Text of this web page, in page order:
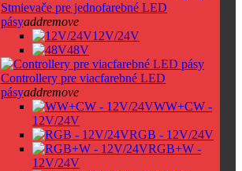
Stmievače pre jednofarebné LED
pásyaddremove
12V/24V
48V
Controllery pre viacfarebné LED
pásyaddremove
WW+CW -
12V/24V
RGB - 12V/24V
RGB+W -
12V/24V